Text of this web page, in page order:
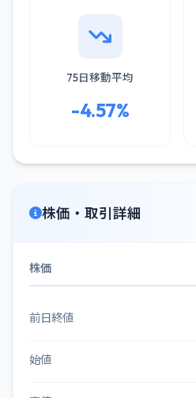
75日移動平均
-4.57%
株価・取引詳細
株価
前日終値
始値